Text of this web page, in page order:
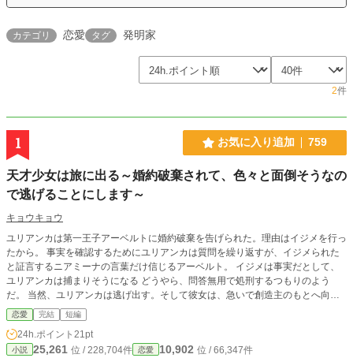
カテゴリ 恋愛 タグ 発明家
2件
1 お気に入り追加 759
天才少女は旅に出る～婚約破棄されて、色々と面倒そうなの
で逃げることにします～
キョウキョウ
ユリアンカは第一王子アーベルトに婚約破棄を告げられた。理由はイジメを行っ
たから。 事実を確認するためにユリアンカは質問を繰り返すが、イジメられた
と証言するニアミーナの言葉だけ信じるアーベルト。 イジメは事実だとして、
ユリアンカは捕まりそうになる どうやら、問答無用で処刑するつもりのよう
だ。 当然、ユリアンカは逃げ出す。そして彼女は、急いで創造主のもとへ向か
った。 どうやら私は、婚約破棄を告げられたらしい。しかも、婚約相手の愛人
をイジメていたそうだ。 そんな嘘で貶めようとしてくる彼ら。 報告を聞いた私
は、王国から出ていくことに決めた。 こんな時のために用意しておいた天空の
楽園を動かして、好き勝手に生きる。
恋愛 完結 短編
24h.ポイント 21pt
小説 25,261 位 / 228,704件 恋愛 10,902 位 / 66,347件